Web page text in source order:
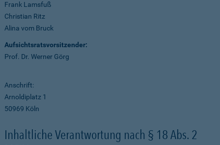
Frank Lamsfuß
Christian Ritz
Alina vom Bruck
Aufsichtsratsvorsitzender:
Prof. Dr. Werner Görg
Anschrift:
Arnoldiplatz 1
50969 Köln
Inhaltliche Verantwortung nach § 18 Abs. 2